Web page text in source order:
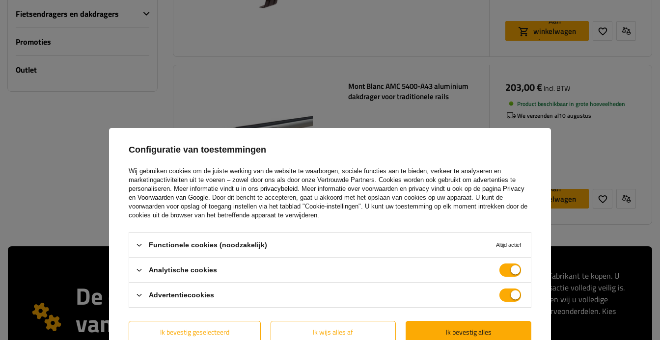
Fietsendragers en dakdragers
Promoties
Outlet
Aan
winkelwagen
toevoegen
Mont Blanc AMC 5400-A43 aluminium
dakdrager voor traditionele rails
203,00 €Incl. BTW
Product beschikbaar in grote hoeveelheden
We verzenden al10 augustus
Aan
winkelwagen
toevoegen
De officiële webshop
van de fabrikant
koopt, kiest u ervoor om rechtstreeks bij de fabrikant te kopen. U
bent er 100% zeker van dat het product origineel is en dat de transactie volledig veilig is.
Wij ontwerpen en bouwen onze aanhangwagens zelf, daarom bieden wij u volledige
technische ondersteuning en constante toegang tot originele reserveonderdelen. Kies
voor beproefde oplossingen van de marktleider.
Configuratie van toestemmingen
Wij gebruiken cookies om de juiste werking van de website te waarborgen, sociale functies aan te bieden, verkeer te analyseren en
marketingactiviteiten uit te voeren – zowel door ons als door onze Vertrouwde Partners. Cookies worden ook gebruikt om advertenties te
personaliseren. Meer informatie vindt u in ons privacybeleid. Meer informatie over voorwaarden en privacy vindt u ook op de pagina Privacy
en Voorwaarden van Google. Door dit bericht te accepteren, gaat u akkoord met het opslaan van cookies op uw apparaat. U kunt de
voorwaarden voor opslag of toegang instellen via het tabblad "Cookie-instellingen". U kunt uw toestemming op elk moment intrekken door de
cookies uit de browser van het betreffende apparaat te verwijderen.
Functionele cookies (noodzakelijk) Altijd actief
Analytische cookies
Advertentiecookies
Ik bevestig geselecteerd Ik wijs alles af Ik bevestig alles